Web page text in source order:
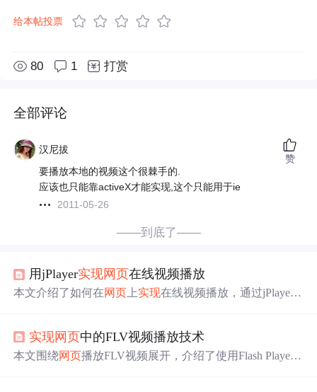
给本帖投票
80 1 打赏
全部评论
汉尼拔
要播放本地的视频这个很棘手的.
应该也只能靠activeX才能实现,这个只能用于ie
2011-05-26
赞
——到底了——
用jPlayer实现网页在线视频播放
本文介绍了如何在网页 上实现在线视频播放，通过jPlayer
正常运行。jPlayer的详细使用方法可在官网找到。
实现网页中的FLV视频播放技术
本文围绕网页播放FLV视频展开，介绍了使用Flash Playe